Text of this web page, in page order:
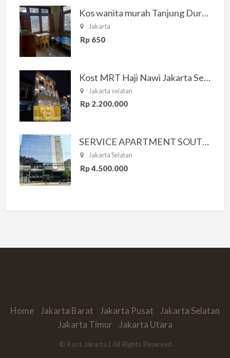
Kos wanita murah Tanjung Duren Jakarta Barat
Jakarta
Rp 650
Kost MRT Haji Nawi Jakarta Selatan
Jakarta selatan
Rp 2.200.000
SERVICE APARTMENT SOUTH RESIDENCE
Jakarta Selatan
Rp 4.500.000
Home Jakarta Barat Jakarta Pusat
Jakarta Selatan
Jakarta Timur
Jakarta Utara
© Kost Jakarta | All Rights Reserved